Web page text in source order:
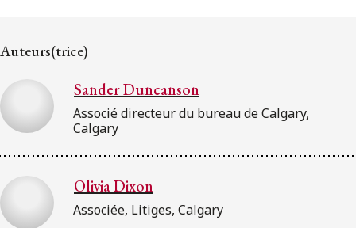
Auteurs(trice)
Sander Duncanson
Associé directeur du bureau de Calgary,
Calgary
Olivia Dixon
Associée, Litiges, Calgary